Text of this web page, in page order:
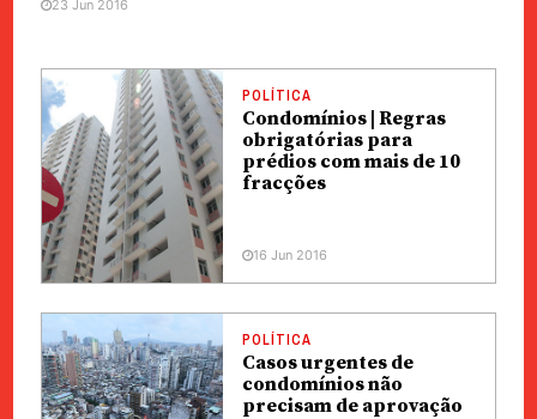
23 Jun 2016
POLÍTICA
Condomínios | Regras
obrigatórias para
prédios com mais de 10
fracções
16 Jun 2016
POLÍTICA
Casos urgentes de
condomínios não
precisam de aprovação